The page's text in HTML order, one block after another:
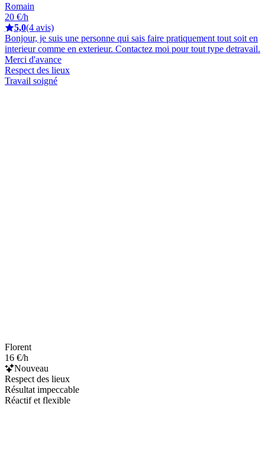
Romain
20 €/h
5,0(4 avis)
Bonjour, je suis une personne qui sais faire pratiquement tout soit en
interieur comme en exterieur. Contactez moi pour tout type detravail.
Merci d'avance
Respect des lieux
Travail soigné
Florent
16 €/h
Nouveau
Respect des lieux
Résultat impeccable
Réactif et flexible